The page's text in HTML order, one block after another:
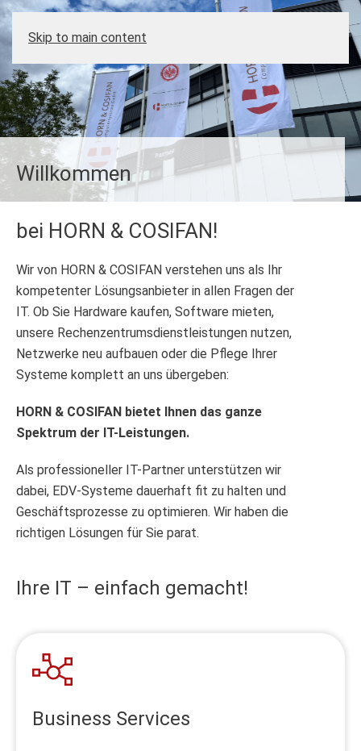
Skip to main content
Willkommen
bei HORN & COSIFAN!
Wir von HORN & COSIFAN verstehen uns als Ihr
kompetenter Lösungsanbieter in allen Fragen der
IT. Ob Sie Hardware kaufen, Software mieten,
unsere Rechenzentrumsdienstleistungen nutzen,
Netzwerke neu aufbauen oder die Pflege Ihrer
Systeme komplett an uns übergeben:
HORN & COSIFAN bietet Ihnen das ganze
Spektrum der IT-Leistungen.
Als professioneller IT-Partner unterstützen wir
dabei, EDV-Systeme dauerhaft fit zu halten und
Geschäftsprozesse zu optimieren. Wir haben die
richtigen Lösungen für Sie parat.
Ihre IT – einfach gemacht!
Business Services